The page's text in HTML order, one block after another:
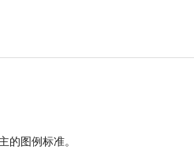
的图例标准。